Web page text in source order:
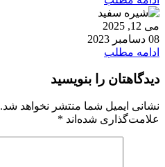
می 12, 2025
08 دسامبر 2023
ادامه مطلب
دیدگاهتان را بنویسید
نشانی ایمیل شما منتشر نخواهد شد.
علامت‌گذاری شده‌اند *